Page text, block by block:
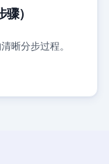
）
晰分步过程。